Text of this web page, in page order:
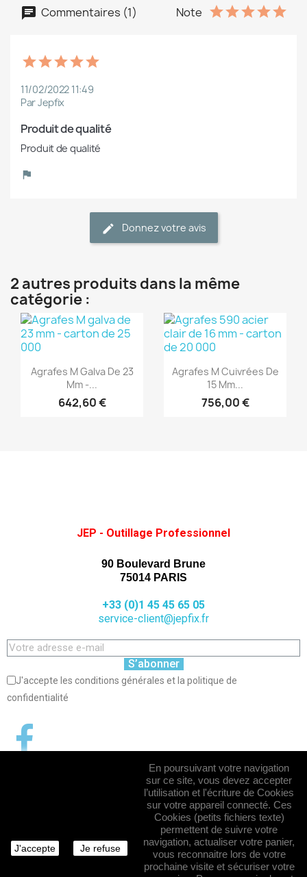
Commentaires (1) Note
11/02/2022 11:49
Par Jepfix
Produit de qualité
Produit de qualité
Donnez votre avis
2 autres produits dans la même
catégorie :
Aperçu rapide
Agrafes M Galva De 23
Mm -...
642,60 €
Aperçu rapide
Agrafes M Cuivrées De
15 Mm...
756,00 €
JEP - Outillage Professionnel
90 Boulevard Brune
75014 PARIS
+33 (0)1 45 45 65 05
service-client@jepfix.fr
S’abonner
J'accepte les conditions générales et la politique de
confidentialité
J'accepte Je refuse
En poursuivant votre navigation
sur ce site, vous devez accepter
l’utilisation et l'écriture de Cookies
sur votre appareil connecté. Ces
Cookies (petits fichiers texte)
permettent de suivre votre
navigation, actualiser votre panier,
vous reconnaitre lors de votre
prochaine visite et sécuriser votre